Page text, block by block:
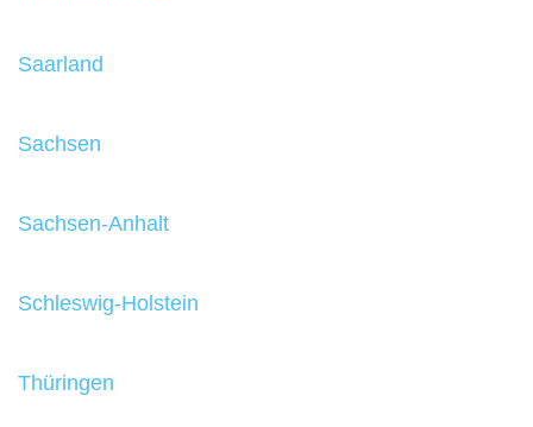
Saarland
Sachsen
Sachsen-Anhalt
Schleswig-Holstein
Thüringen